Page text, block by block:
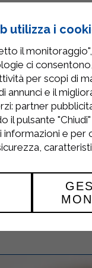
l’impasto in
la sfoglia non
sfoglia
i due lembi,
semi in una
e saranno
ben calde
utilizza i
il
ci
per scopi di
annunci e il
partner
il pulsante
informazioni e